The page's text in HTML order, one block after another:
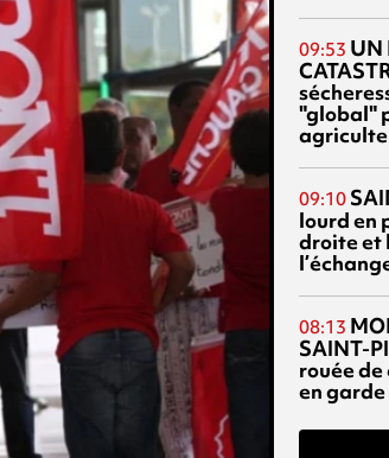
09:53 UN
"global"
09:10
lourd en
droite et
08:13
SAINT-
rouée
en garde